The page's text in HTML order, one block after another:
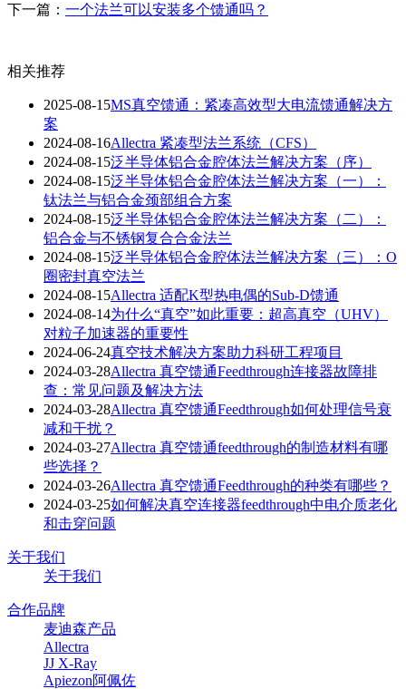
下一篇： 一个法兰可以安装多个馈通吗？
相关推荐
2025-08-15MS真空馈通：紧凑高效型大电流馈通解决方
案
2024-08-16Allectra 紧凑型法兰系统（CFS）
2024-08-15泛半导体铝合金腔体法兰解决方案（序）
2024-08-15泛半导体铝合金腔体法兰解决方案（一）：
钛法兰与铝合金颈部组合方案
2024-08-15泛半导体铝合金腔体法兰解决方案（二）：
铝合金与不锈钢复合合金法兰
2024-08-15泛半导体铝合金腔体法兰解决方案（三）：O
圈密封真空法兰
2024-08-15Allectra 适配K型热电偶的Sub-D馈通
2024-08-14为什么“真空”如此重要：超高真空（UHV）
对粒子加速器的重要性
2024-06-24真空技术解决方案助力科研工程项目
2024-03-28Allectra 真空馈通Feedthrough连接器故障排
查：常见问题及解决方法
2024-03-28Allectra 真空馈通Feedthrough如何处理信号衰
减和干扰？
2024-03-27Allectra 真空馈通feedthrough的制造材料有哪
些选择？
2024-03-26Allectra 真空馈通Feedthrough的种类有哪些？
2024-03-25如何解决真空连接器feedthrough中电介质老化
和击穿问题
关于我们
关于我们
合作品牌
麦迪森产品
Allectra
JJ X-Ray
Apiezon阿佩佐